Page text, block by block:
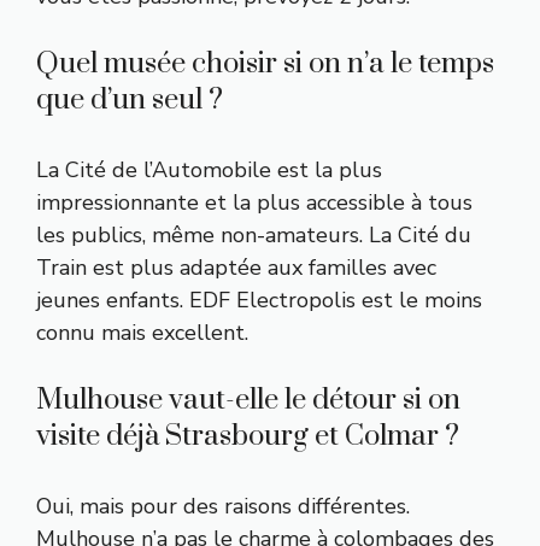
Quel musée choisir si on n’a le temps
que d’un seul ?
La Cité de l’Automobile est la plus
impressionnante et la plus accessible à tous
les publics, même non-amateurs. La Cité du
Train est plus adaptée aux familles avec
jeunes enfants. EDF Electropolis est le moins
connu mais excellent.
Mulhouse vaut-elle le détour si on
visite déjà Strasbourg et Colmar ?
Oui, mais pour des raisons différentes.
Mulhouse n’a pas le charme à colombages des